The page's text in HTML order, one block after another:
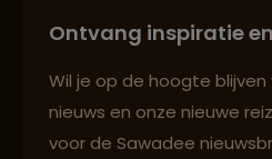
Ontvang inspiratie
Wil je op de hoogte
nieuws en onze nieuwe
voor de Sawadee